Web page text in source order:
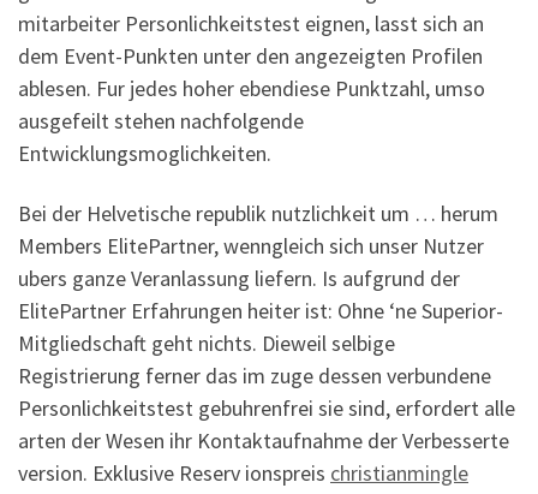
mitarbeiter Personlichkeitstest eignen, lasst sich an
dem Event-Punkten unter den angezeigten Profilen
ablesen. Fur jedes hoher ebendiese Punktzahl, umso
ausgefeilt stehen nachfolgende
Entwicklungsmoglichkeiten.
Bei der Helvetische republik nutzlichkeit um … herum
Members ElitePartner, wenngleich sich unser Nutzer
ubers ganze Veranlassung liefern. Is aufgrund der
ElitePartner Erfahrungen heiter ist: Ohne ‘ne Superior-
Mitgliedschaft geht nichts. Dieweil selbige
Registrierung ferner das im zuge dessen verbundene
Personlichkeitstest gebuhrenfrei sie sind, erfordert alle
arten der Wesen ihr Kontaktaufnahme der Verbesserte
version. Exklusive Reserv ionspreis christianmingle